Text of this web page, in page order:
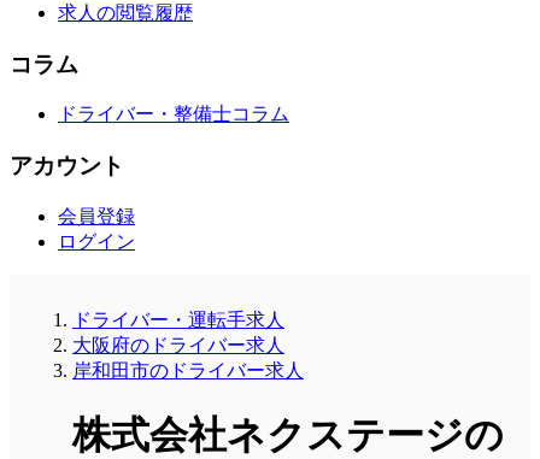
求人の閲覧履歴
コラム
ドライバー・整備士コラム
アカウント
会員登録
ログイン
ドライバー・運転手求人
大阪府のドライバー求人
岸和田市のドライバー求人
株式会社ネクステージの